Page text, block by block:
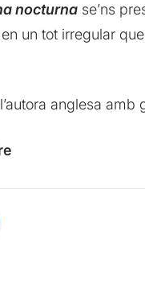
nocturna se’ns
un tot irregular
anglesa